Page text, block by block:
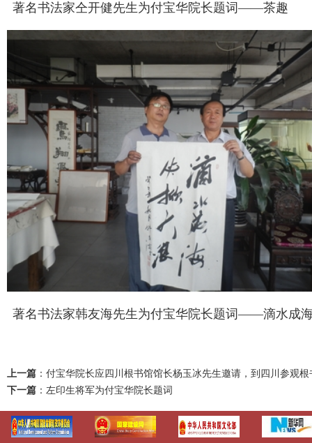
著名书法家仝开健先生为付宝华院长题词——茶趣
著名书法家韩友海先生为付宝华院长题词——滴水成
上一篇 ： 付宝华院长应四川根书馆馆长杨玉冰先生邀请，到四川参观根
下一篇 ： 左印生将军为付宝华院长题词